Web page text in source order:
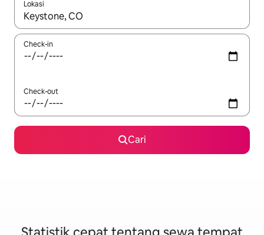
Lokasi
Jika hasil yang dicari tersedia, telusuri dengan tombol panah
Check-in
Check-out
Cari